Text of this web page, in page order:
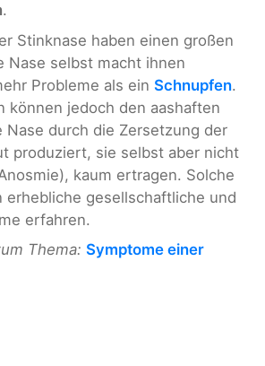
.
Stinknase haben einen großen
Nase selbst macht ihnen
Probleme als ein Schnupfen.
können jedoch den aashaften
Nase durch die Zersetzung der
produziert, sie selbst aber nicht
kaum ertragen. Solche
erhebliche gesellschaftliche und
erfahren.
Thema: Symptome einer